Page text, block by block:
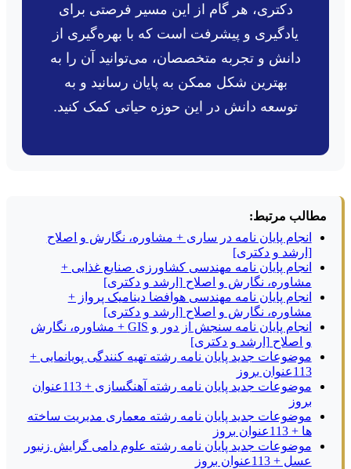
دکتری، هر گام از این مسیر فرصتی برای
یادگیری و پیشرفت است که با بهره‌گیری از
دانش و تجربه متخصصان، می‌توانید آن را به
بهترین شکل ممکن به پایان رسانید و به
توسعه دانش در این حوزه حیاتی کمک کنید.
مطالب مرتبط:
انجام پایان نامه در ساری + مشاوره، نگارش و اصلاح
[ارشد و دکتری]
انجام پایان نامه مهندسی کشاورزی صنایع غذایی +
مشاوره، نگارش و اصلاح [ارشد و دکتری]
انجام پایان نامه مهندسی هوافضا دینامیک پرواز +
مشاوره، نگارش و اصلاح [ارشد و دکتری]
انجام پایان نامه سنجش از دور و GIS + مشاوره، نگارش
و اصلاح [ارشد و دکتری]
موضوعات جدید پایان نامه رشته تهیه کنندگی پویانمایی +
113عنوان بروز
موضوعات جدید پایان نامه رشته آهنگسازی + 113عنوان
بروز
موضوعات جدید پایان نامه رشته معماری مدیریت ساخته
ها + 113عنوان بروز
موضوعات جدید پایان نامه رشته علوم دامی گرایش زنبور
عسل + 113عنوان بروز